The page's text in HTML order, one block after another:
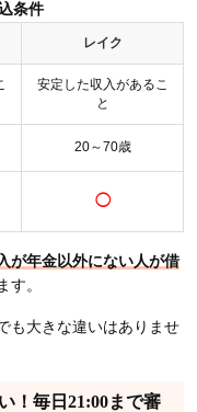
条件
レイク
安定した収入があるこ
と
20～70歳
◯
が年金以外にない人が借
す。
も大きな違いはありませ
！毎日21:00まで審